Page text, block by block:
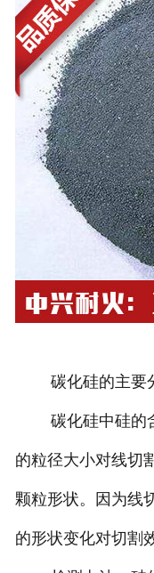
碳化硅的主要分
碳化硅中硅的含
的粒径大小对线切
颗粒形状。因为线
的形状变化对切割